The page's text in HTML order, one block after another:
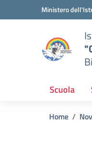
Vai ai contenuti
Vai al menu di navigazione
Ministero
Scuola
Home